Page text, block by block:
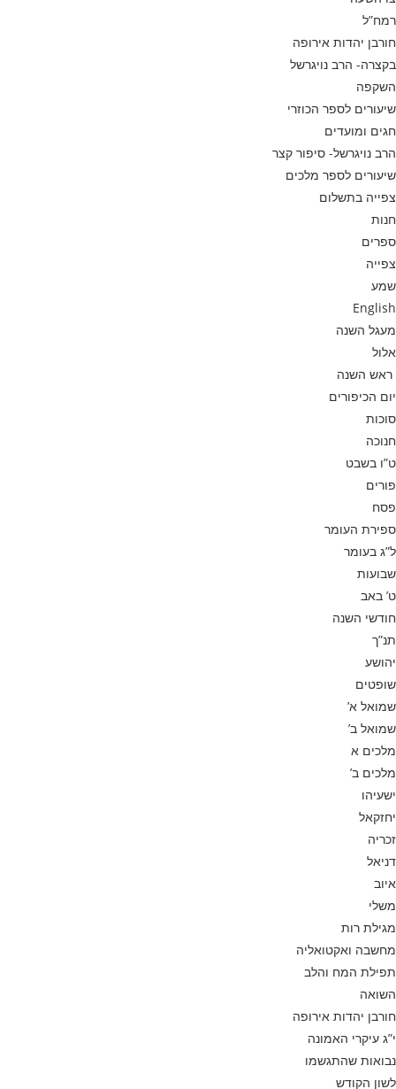
רמח”ל
חורבן יהדות אירופה
בקצרה- הרב נויגרשל
השקפה
שיעורים לספר הכוזרי
חגים ומועדים
הרב נויגרשל- סיפור קצר
שיעורים לספר מלכים
צפייה בתשלום
חנות
ספרים
צפייה
שמע
English
מעגל השנה
אלול
ראש השנה
יום הכיפורים
סוכות
חנוכה
ט”ו בשבט
פורים
פסח
ספירת העומר
ל”ג בעומר
שבועות
ט’ באב
חודשי השנה
תנ”ך
יהושע
שופטים
שמואל א’
שמואל ב’
מלכים א
מלכים ב’
ישעיהו
יחזקאל
זכריה
דניאל
איוב
משלי
מגילת רות
מחשבה ואקטואליה
תפילת המח והלב
השואה
חורבן יהדות אירופה
י”ג עיקרי האמונה
נבואות שהתגשמו
לשון הקודש